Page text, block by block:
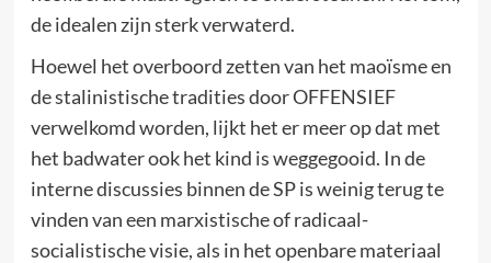
de idealen zijn sterk verwaterd.
Hoewel het overboord zetten van het maoïsme en
de stalinistische tradities door OFFENSIEF
verwelkomd worden, lijkt het er meer op dat met
het badwater ook het kind is weggegooid. In de
interne discussies binnen de SP is weinig terug te
vinden van een marxistische of radicaal-
socialistische visie, als in het openbare materiaal